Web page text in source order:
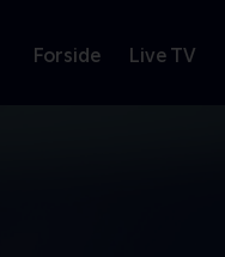
Forside Live TV